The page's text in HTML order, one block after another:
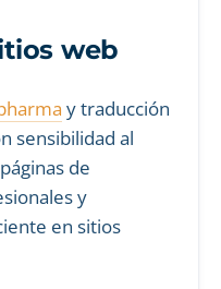
web
y traducción
sensibilidad al
de
y
en sitios